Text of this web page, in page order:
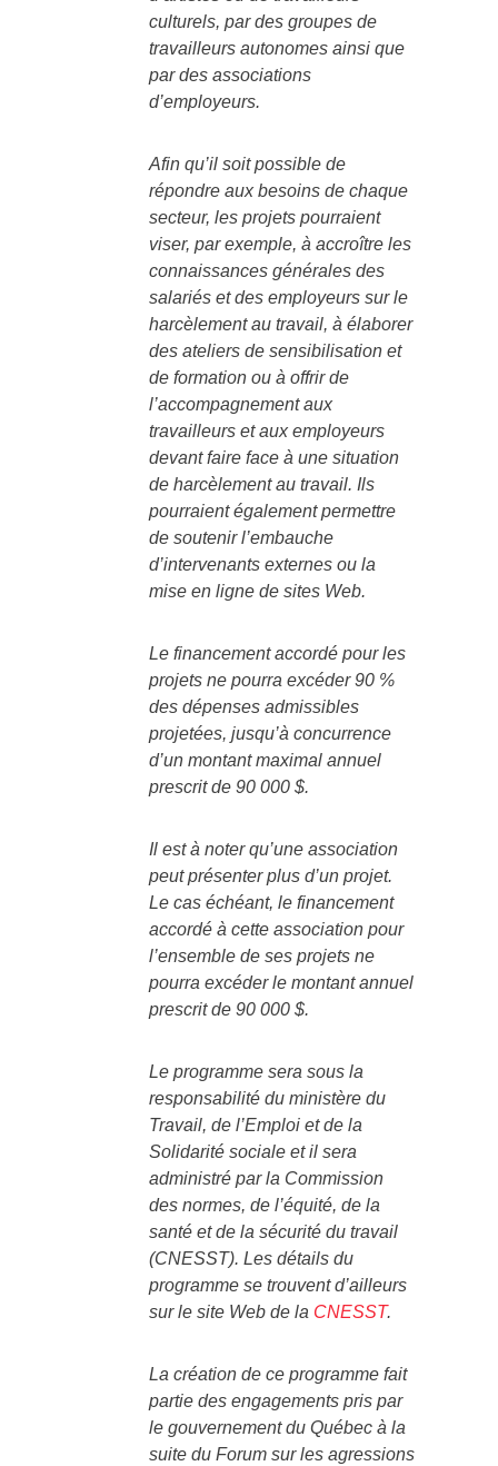
culturels, par des groupes de
travailleurs autonomes ainsi que
par des associations
d’employeurs.
Afin qu’il soit possible de
répondre aux besoins de chaque
secteur, les projets pourraient
viser, par exemple, à accroître les
connaissances générales des
salariés et des employeurs sur le
harcèlement au travail, à élaborer
des ateliers de sensibilisation et
de formation ou à offrir de
l’accompagnement aux
travailleurs et aux employeurs
devant faire face à une situation
de harcèlement au travail. Ils
pourraient également permettre
de soutenir l’embauche
d’intervenants externes ou la
mise en ligne de sites Web.
Le financement accordé pour les
projets ne pourra excéder 90 %
des dépenses admissibles
projetées, jusqu’à concurrence
d’un montant maximal annuel
prescrit de 90 000 $.
Il est à noter qu’une association
peut présenter plus d’un projet.
Le cas échéant, le financement
accordé à cette association pour
l’ensemble de ses projets ne
pourra excéder le montant annuel
prescrit de 90 000 $.
Le programme sera sous la
responsabilité du ministère du
Travail, de l’Emploi et de la
Solidarité sociale et il sera
administré par la Commission
des normes, de l’équité, de la
santé et de la sécurité du travail
(CNESST). Les détails du
programme se trouvent d’ailleurs
sur le site Web de la CNESST.
La création de ce programme fait
partie des engagements pris par
le gouvernement du Québec à la
suite du Forum sur les agressions